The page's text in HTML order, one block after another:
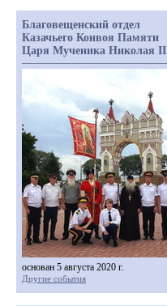
Благовещенский отдел
Казачьего Конвоя Памяти
Царя Мученика Николая II
основан 5 августа 2020 г.
Другие события